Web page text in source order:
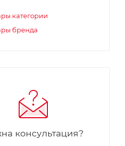
категории
бренда
консультация?